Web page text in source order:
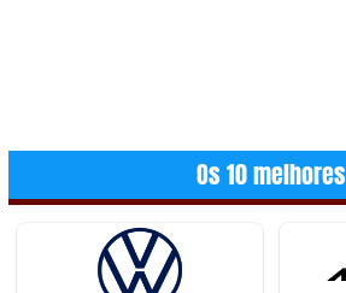
Os 10 melhores